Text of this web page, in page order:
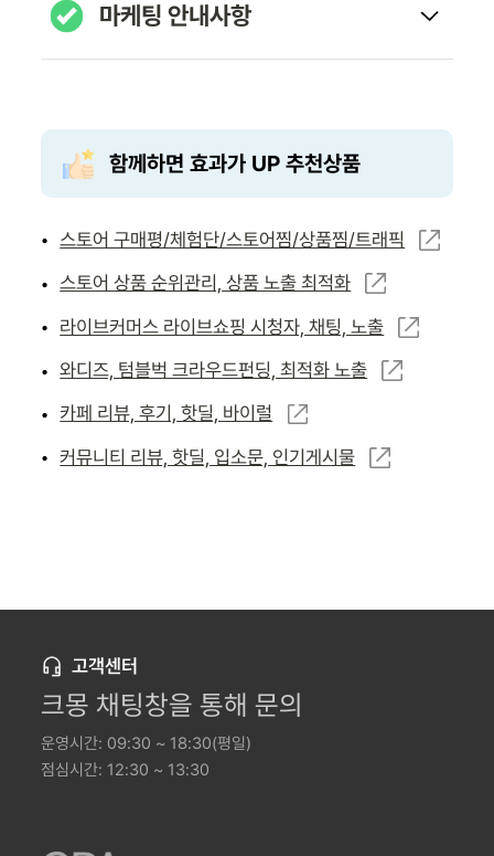
마케팅 안내사항
함께하면 효과가 UP 추천상품
• 스토어 구매평/체험단/스토어찜/상품찜/트래픽
• 스토어 상품 순위관리, 상품 노출 최적화
• 라이브커머스 라이브쇼핑 시청자, 채팅, 노출
• 와디즈, 텀블벅 크라우드펀딩, 최적화 노출
• 카페 리뷰, 후기, 핫딜, 바이럴
• 커뮤니티 리뷰, 핫딜, 입소문, 인기게시물
고객센터
크몽 채팅창을 통해 문의
운영시간: 09:30 ~ 18:30(평일)
점심시간: 12:30 ~ 13:30